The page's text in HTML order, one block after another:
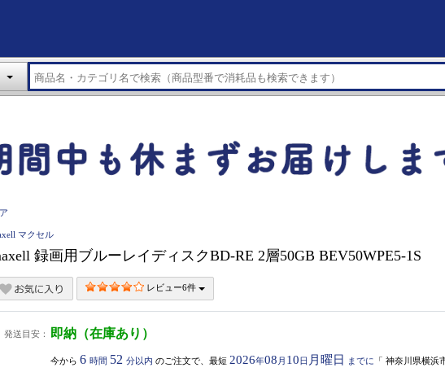
マクセル
録画用ブルーレイディスクBD-RE 2層50GB BEV50WPE5-1S
レビュー6件
発送目安： 即納（在庫あり）
今から 6 時間 52 分以内 のご注文で、最短 2026年08 月 10日 月曜日 までに 「 神奈川県横浜